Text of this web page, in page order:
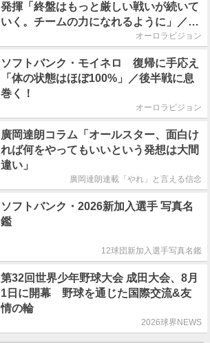
発揮「終盤はもっと厳しい戦いが続いて
いく。チームの力になれるように」／後
オーロラビジョン
ソフトバンク・モイネロ 復帰に手応え
「体の状態はほぼ100%」／後半戦に息
巻く！
オーロラビジョン
廣岡達朗コラム「オールスター、面白け
れば何をやってもいいという発想は大間
違い」
廣岡達朗連載「やれ」と言える信念
ソフトバンク・2026新加入選手 写真名
鑑
12球団新加入選手写真名鑑
第32回世界少年野球大会 成田大会、8月
1日に開幕 野球を通じた国際交流&友
情の輪
2026球界NEWS